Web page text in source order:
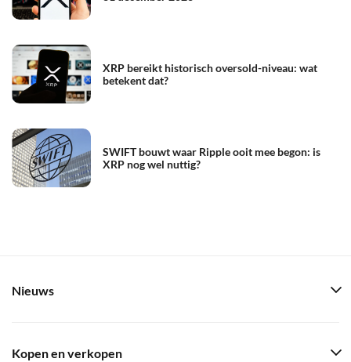
XRP bereikt historisch oversold-niveau: wat
betekent dat?
SWIFT bouwt waar Ripple ooit mee begon: is
XRP nog wel nuttig?
Nieuws
Kopen en verkopen